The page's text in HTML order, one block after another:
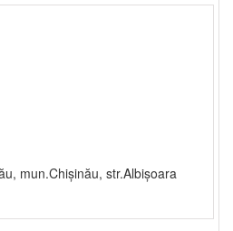
mun.Chişinău, str.Albişoara